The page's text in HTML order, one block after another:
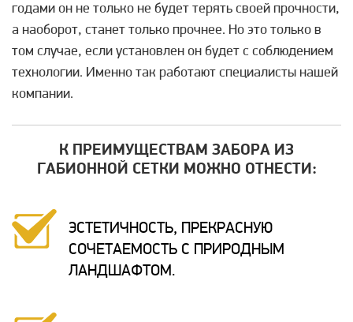
годами он не только не будет терять своей прочности,
а наоборот, станет только прочнее. Но это только в
том случае, если установлен он будет с соблюдением
технологии. Именно так работают специалисты нашей
компании.
К ПРЕИМУЩЕСТВАМ ЗАБОРА ИЗ
ГАБИОННОЙ СЕТКИ МОЖНО ОТНЕСТИ:
ЭСТЕТИЧНОСТЬ, ПРЕКРАСНУЮ
СОЧЕТАЕМОСТЬ С ПРИРОДНЫМ
ЛАНДШАФТОМ.